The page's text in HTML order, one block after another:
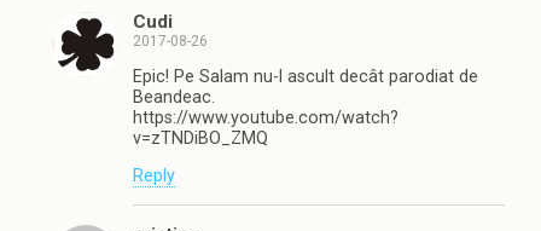
Cudi
2017-08-26
Epic! Pe Salam nu-l ascult decât parodiat de
Beandeac.
https://www.youtube.com/watch?
v=zTNDiBO_ZMQ
Reply